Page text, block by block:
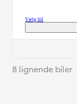
Vælg bil
8 lignende biler